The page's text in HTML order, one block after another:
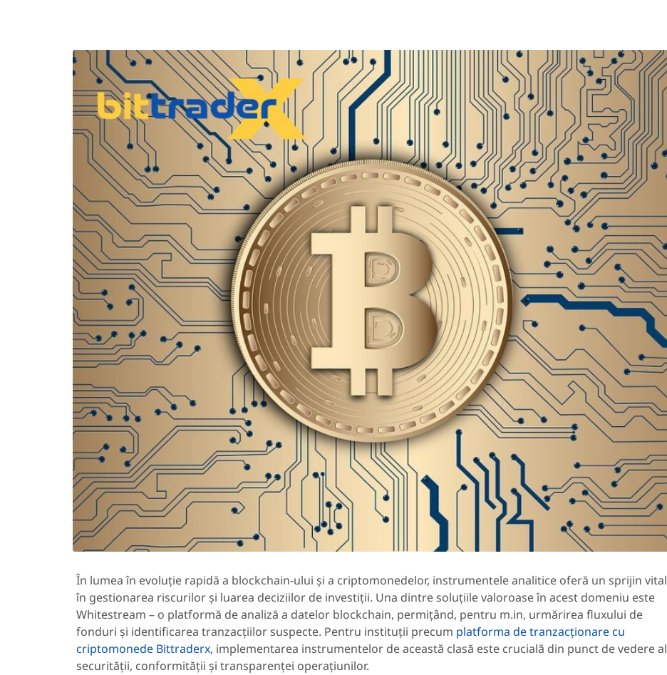
În lumea în evoluție rapidă a blockchain-ului și a criptomonedelor, instrumentele analitice oferă un sprijin vital
în gestionarea riscurilor și luarea deciziilor de investiții. Una dintre soluțiile valoroase în acest domeniu este
Whitestream – o platformă de analiză a datelor blockchain, permițând, pentru m.in, urmărirea fluxului de
fonduri și identificarea tranzacțiilor suspecte. Pentru instituții precum platforma de tranzacționare cu
criptomonede Bittraderx, implementarea instrumentelor de această clasă este crucială din punct de vedere al
securității, conformității și transparenței operațiunilor.